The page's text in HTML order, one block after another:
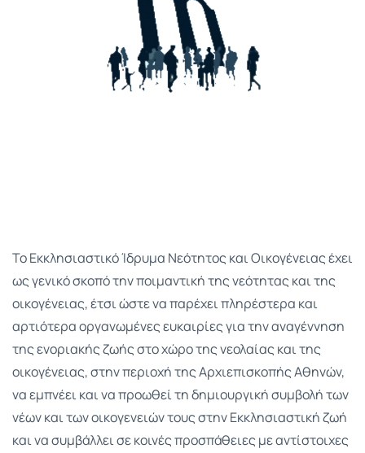
Το Εκκλησιαστικό Ίδρυμα Νεότητος και Οικογένειας έχει
ως γενικό σκοπό την ποιμαντική της νεότητας και της
οικογένειας, έτσι ώστε να παρέχει πληρέστερα και
αρτιότερα οργανωμένες ευκαιρίες για την αναγέννηση
της ενοριακής ζωής στο χώρο της νεολαίας και της
οικογένειας, στην περιοχή της Αρχιεπισκοπής Αθηνών,
να εμπνέει και να προωθεί τη δημιουργική συμβολή των
νέων και των οικογενειών τους στην Εκκλησιαστική ζωή
και να συμβάλλει σε κοινές προσπάθειες με αντίστοιχες